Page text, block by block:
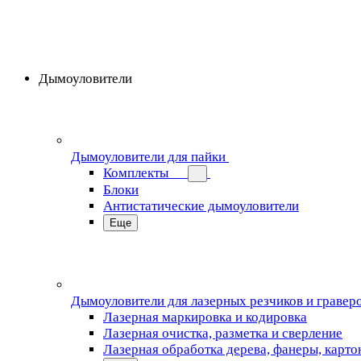
Дымоуловители
Дымоуловители для пайки
Комплекты
Блоки
Антистатические дымоуловители
Еще
Дымоуловители для лазерных резчиков и
Лазерная маркировка и кодировка
Лазерная очистка, разметка и сверление
Лазерная обработка дерева, фанеры,